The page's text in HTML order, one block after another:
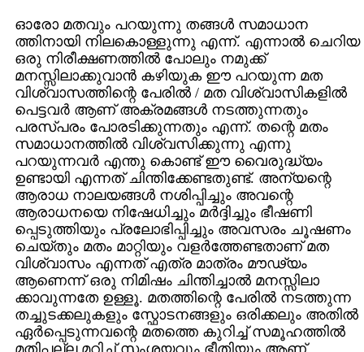
ഓരോ മതവും പറയുന്നു തങ്ങള്‍ സമാധാന
ത്തിനായി നിലകൊള്ളുന്നു എന്ന്. എന്നാല്‍ ചെറിയ
ഒരു നിരീക്ഷണത്തില്‍ പോലും നമുക്ക്‌
മനസ്സിലാക്കുവാന്‍ കഴിയുക ഈ പറയുന്ന മത
വിശ്വാസത്തിന്റെ പേരില്‍ / മത വിശ്വാസികളില്‍
പെട്ടവര്‍ ആണ്‌ അക്രമങ്ങള്‍ നടത്തുന്നതും
പരസ്പരം പോരടിക്കുന്നതും എന്ന്. തന്റെ മതം
സമാധാനത്തില്‍ വിശ്വസിക്കുന്നു എന്നു
പറയുന്നവര്‍ എന്തു കൊണ്ട്‌ ഈ വൈരുദ്ധ്യം
ഉണ്ടായി എന്നത്‌ ചിന്തിക്കേണ്ടതുണ്ട്‌. അന്യന്റെ
ആരാധ നാലയങ്ങള്‍ നശിപ്പിച്ചും അവന്റെ
ആരാധനയെ നിഷേധിച്ചും മര്‍ദ്ദിച്ചും ഭീഷണി
പ്പെടുത്തിയും പ്രലോഭിപ്പിച്ചും അവസരം ചൂഷണം
ചെയ്തും മതം മാറ്റിയും വളര്‍ത്തേണ്ടതാണ്‌ മത
വിശ്വാസം എന്നത്‌ എത്ര മാത്രം മൗഢ്യം
ആണെന്ന് ഒരു നിമിഷം ചിന്തിച്ചാല്‍ മനസ്സിലാ
ക്കാവുന്നതേ ഉള്ളൂ. മതത്തിന്റെ പേരില്‍ നടത്തുന്ന
തച്ചുടക്കലുകളും സ്ഫോടനങ്ങളും ഒരിക്കലും അതില്‍
ഏര്‍പ്പെടുന്നവന്റെ മതത്തെ കുറിച്ച്‌ സമൂഹത്തില്‍